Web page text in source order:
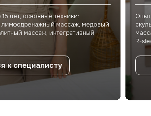
лет, основные техники:
лимфодренажный массаж, медовый
массаж, интегративный
к специалисту
R-